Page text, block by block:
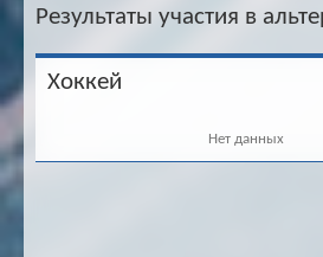
Результаты участия в
Хоккей
Нет данных